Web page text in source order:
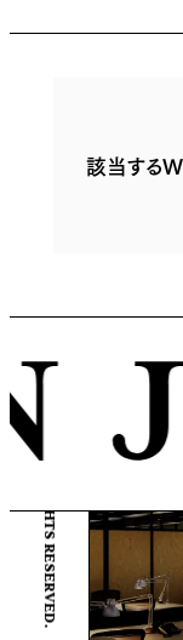
該当する
© ENJIN Inc. ALL RIGHTS RESERVED.